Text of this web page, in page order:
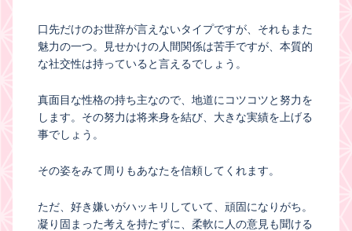
口先だけのお世辞が言えないタイプですが、それもまた
魅力の一つ。見せかけの人間関係は苦手ですが、本質的
な社交性は持っていると言えるでしょう。
真面目な性格の持ち主なので、地道にコツコツと努力を
します。その努力は将来身を結び、大きな実績を上げる
事でしょう。
その姿をみて周りもあなたを信頼してくれます。
ただ、好き嫌いがハッキリしていて、頑固になりがち。
凝り固まった考えを持たずに、柔軟に人の意見も聞ける